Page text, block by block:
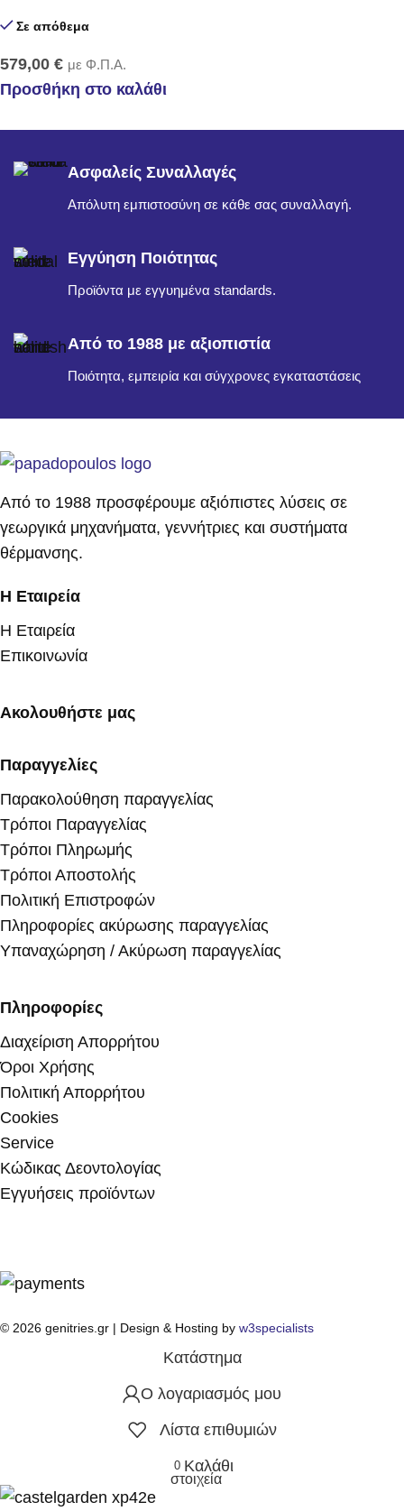
Σε απόθεμα
579,00 € με Φ.Π.Α.
Προσθήκη στο καλάθι
Ασφαλείς Συναλλαγές
Απόλυτη εμπιστοσύνη σε κάθε σας συναλλαγή.
Εγγύηση Ποιότητας
Προϊόντα με εγγυημένα standards.
Από το 1988 με αξιοπιστία
Ποιότητα, εμπειρία και σύγχρονες εγκαταστάσεις
Από το 1988 προσφέρουμε αξιόπιστες λύσεις σε
γεωργικά μηχανήματα, γεννήτριες και συστήματα
θέρμανσης.
Η Εταιρεία
Η Εταιρεία
Επικοινωνία
Ακολουθήστε μας
Παραγγελίες
Παρακολούθηση παραγγελίας
Τρόποι Παραγγελίας
Τρόποι Πληρωμής
Τρόποι Αποστολής
Πολιτική Επιστροφών
Πληροφορίες ακύρωσης παραγγελίας
Υπαναχώρηση / Ακύρωση παραγγελίας
Πληροφορίες
Διαχείριση Απορρήτου
Όροι Χρήσης
Πολιτική Απορρήτου
Cookies
Service
Κώδικας Δεοντολογίας
Εγγυήσεις προϊόντων
© 2026 genitries.gr | Design & Hosting by w3specialists
Κατάστημα
Ο λογαριασμός μου
Λίστα επιθυμιών
0
στοιχεία
Καλάθι